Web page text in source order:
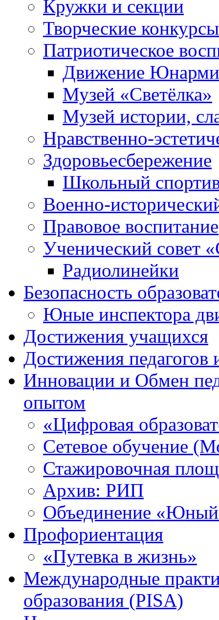
Кружки и секции
Творческие конкурсы
Патриотическое
Движение
Музей «Светёлка»
Музей истории,
Нравственно-
Здоровьесбережение
Школьный
Военно-
Правовое воспитание
Ученический совет
Радиолинейки
Безопасность
Юные инспектора
Достижения учащихся
Достижения
Инновации и Обмен
опытом
«Цифровая
Сетевое обучение
Стажировочная
Архив: РИП
Объединение «Юный
Профориентация
«Путевка в жизнь»
Международные
образования (PISA)